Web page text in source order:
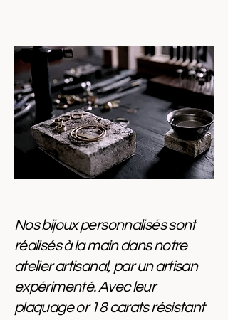
Nos bijoux personnalisés sont
réalisés à la main dans notre
atelier artisanal, par un artisan
expérimenté. Avec leur
plaquage or 18 carats résistant